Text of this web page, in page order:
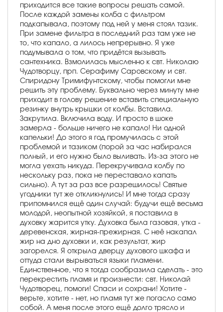
приходится все такие вопросы решать самой.
После каждой замены колба с фильтром
подкапывала, поэтому под ней у меня стоял тазик.
При замене фильтра в последний раз там уже не
то, что капало, а лилось непрерывно. Я уже
подумывала о том, что придётся вызывать
сантехника. Взмолилась мысленно к свт. Николаю
Чудотворцу, прп. Серафиму Саровскому и свт.
Спиридону Тримифунтскому, чтобы помогли мне
решить эту проблему. Буквально через минуту мне
приходит в голову решение вставить специальную
резинку внутрь крышки от колбы. Вставила.
Закрутила. Включила воду. И просто в шоке
замерла - больше ничего не капало! Ни одной
капельки! До этого я год промучилась с этой
проблемой и тазиком (порой за час набирался
полный, и его нужно было выливать. Из-за этого не
могла уехать никуда. Перекручивала колбу по
нескольку раз, пока не переставало капать
сильно). А тут за раз все разрешилось! Святые
угодники тут же откликнулись! И мне тогда сразу
припомнился ещё один случай: будучи ещё весьма
молодой, неопытной хозяйкой, я поставила в
духовку жарится утку. Духовка была газовая, утка -
деревенская, жирная-прежирная. С неё накапал
жир на дно духовки и, как результат, жир
загорелся. Я открыла дверцу духового шкафа и
оттуда стали вырываться языки пламени.
Единственное, что я тогда сообразила сделать - это
перекрестить пламя и произнести: свт. Николай
Чудотворец, помоги! Спаси и сохрани! Хотите -
верьте, хотите - нет, но пламя тут же погасло само
собой. А меня после этого ещё долго трясло и